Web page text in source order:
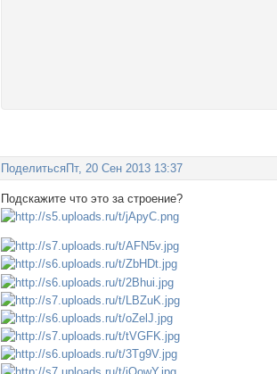
Поделиться Пт, 20 Сен 2013 13:37
Подскажите что это за строение?